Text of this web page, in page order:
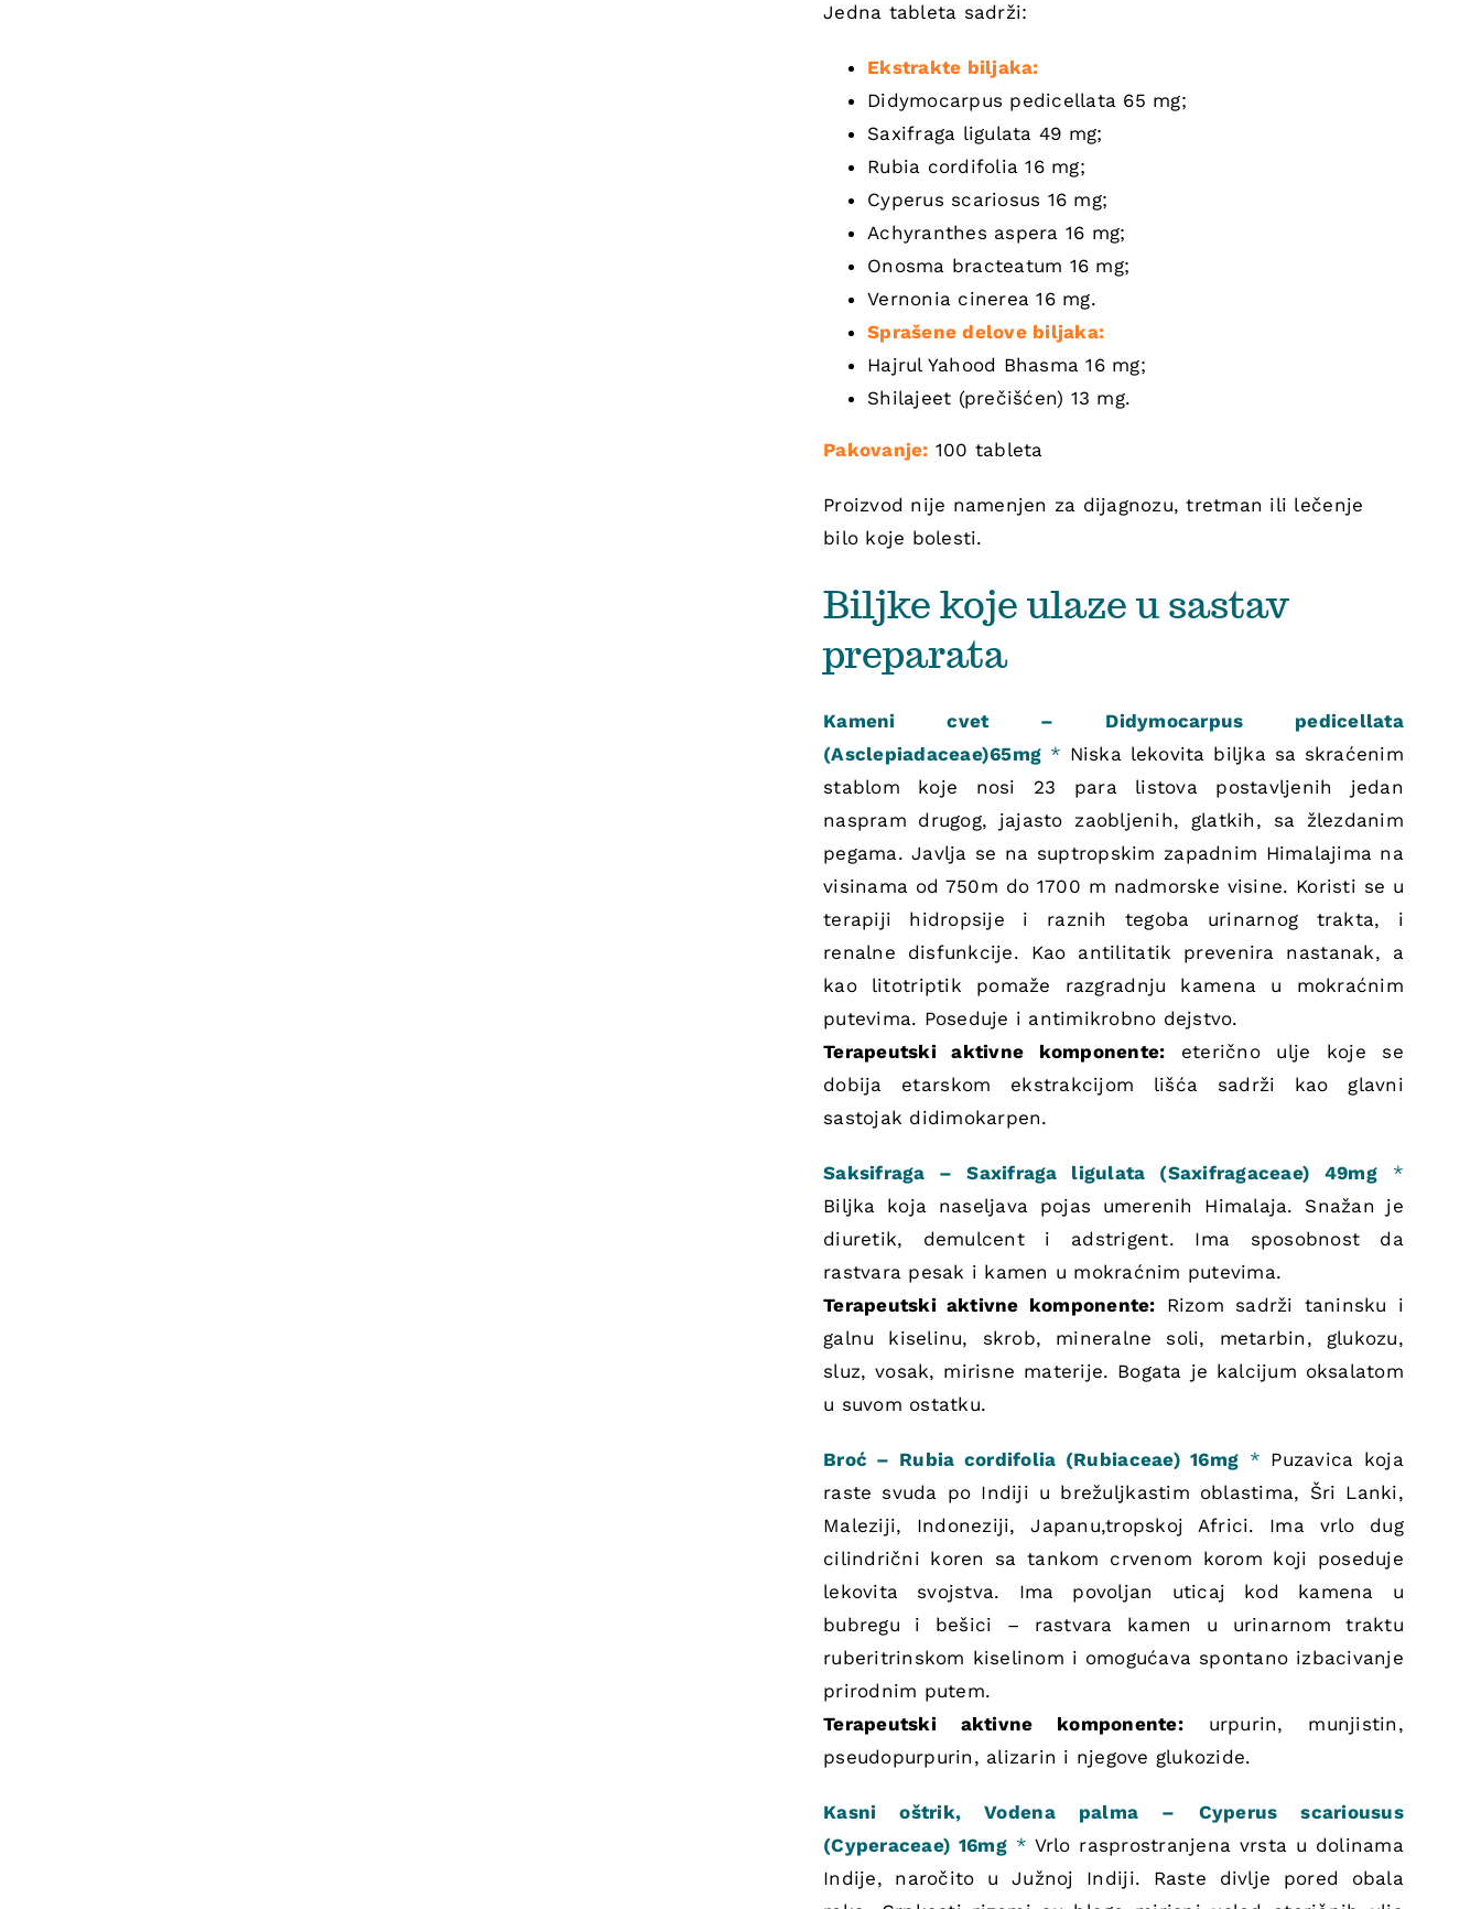
Jedna tableta sadrži:
Ekstrakte biljaka:
Didymocarpus pedicellata 65 mg;
Saxifraga ligulata 49 mg;
Rubia cordifolia 16 mg;
Cyperus scariosus 16 mg;
Achyranthes aspera 16 mg;
Onosma bracteatum 16 mg;
Vernonia cinerea 16 mg.
Sprašene delove biljaka:
Hajrul Yahood Bhasma 16 mg;
Shilajeet (prečišćen) 13 mg.
Pakovanje: 100 tableta
Proizvod nije namenjen za dijagnozu, tretman ili lečenje
bilo koje bolesti.
Biljke koje ulaze u sastav
preparata
Kameni cvet – Didymocarpus pedicellata
(Asclepiadaceae)65mg * Niska lekovita biljka sa skraćenim
stablom koje nosi 23 para listova postavljenih jedan
naspram drugog, jajasto zaobljenih, glatkih, sa žlezdanim
pegama. Javlja se na suptropskim zapadnim Himalajima na
visinama od 750m do 1700 m nadmorske visine. Koristi se u
terapiji hidropsije i raznih tegoba urinarnog trakta, i
renalne disfunkcije. Kao antilitatik prevenira nastanak, a
kao litotriptik pomaže razgradnju kamena u mokraćnim
putevima. Poseduje i antimikrobno dejstvo.
Terapeutski aktivne komponente: eterično ulje koje se
dobija etarskom ekstrakcijom lišća sadrži kao glavni
sastojak didimokarpen.
Saksifraga – Saxifraga ligulata (Saxifragaceae) 49mg*
Biljka koja naseljava pojas umerenih Himalaja. Snažan je
diuretik, demulcent i adstrigent. Ima sposobnost da
rastvara pesak i kamen u mokraćnim putevima.
Terapeutski aktivne komponente: Rizom sadrži taninsku i
galnu kiselinu, skrob, mineralne soli, metarbin, glukozu,
sluz, vosak, mirisne materije. Bogata je kalcijum oksalatom
u suvom ostatku.
Broć – Rubia cordifolia (Rubiaceae) 16mg * Puzavica koja
raste svuda po Indiji u brežuljkastim oblastima, Šri Lanki,
Maleziji, Indoneziji, Japanu,tropskoj Africi. Ima vrlo dug
cilindrični koren sa tankom crvenom korom koji poseduje
lekovita svojstva. Ima povoljan uticaj kod kamena u
bubregu i bešici – rastvara kamen u urinarnom traktu
ruberitrinskom kiselinom i omogućava spontano izbacivanje
prirodnim putem.
Terapeutski aktivne komponente:urpurin, munjistin,
pseudopurpurin, alizarin i njegove glukozide.
Kasni oštrik, Vodena palma – Cyperus scariousus
(Cyperaceae) 16mg* Vrlo rasprostranjena vrsta u dolinama
Indije, naročito u Južnoj Indiji. Raste divlje pored obala